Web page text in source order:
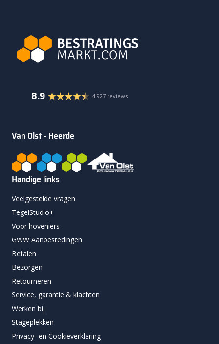
8.9 4.927 reviews
Van Olst - Heerde
Handige links
Veelgestelde vragen
TegelStudio+
Voor hoveniers
GWW Aanbestedingen
Betalen
Bezorgen
Retourneren
Service, garantie & klachten
Werken bij
Stageplekken
Privacy- en Cookieverklaring